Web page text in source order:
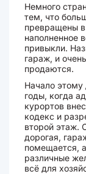
Немного
тем, что
превращены
наполненное
привыкли.
гараж, и
продаются.
Начало
годы, когда
курортов
кодекс и
второй этаж.
дорогая,
помещается,
различные
всё для